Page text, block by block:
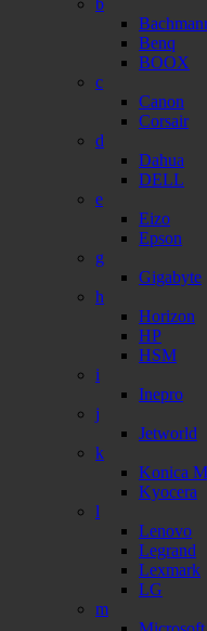
b
Benq
BOOX
c
Canon
Corsair
d
Dahua
DELL
e
Eizo
Epson
g
Gigabyte
h
Horizon
HP
HSM
i
Inepro
j
Jetworld
k
Konica
Kyocera
l
Lenovo
Legrand
Lexmark
LG
m